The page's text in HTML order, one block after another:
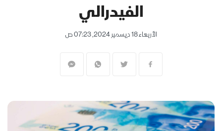
الفيدرالي
الأربعاء 18 ديسمبر 2024, 07:23 ص